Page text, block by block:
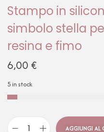
Stampo in
simbolo stella
resina e fimo
6,00 €
5 in stock
AGGIUNGI AL